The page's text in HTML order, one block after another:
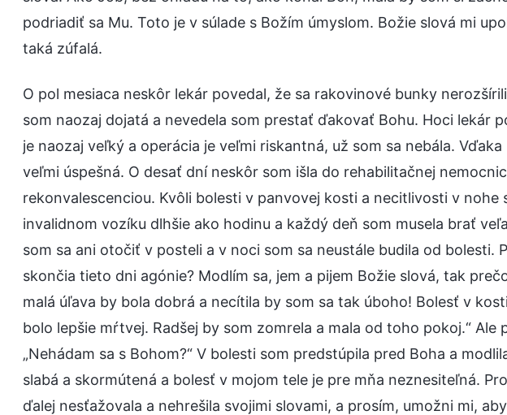
podriadiť sa Mu. Toto je v súlade s Božím úmyslom. Božie slová mi
taká zúfalá.
O pol mesiaca neskôr lekár povedal, že sa rakovinové bunky
som naozaj dojatá a nevedela som prestať ďakovať Bohu. Hoci lekár
je naozaj veľký a operácia je veľmi riskantná, už som sa nebála.
veľmi úspešná. O desať dní neskôr som išla do rehabilitačnej
rekonvalescenciou. Kvôli bolesti v panvovej kosti a necitlivosti v nohe
invalidnom vozíku dlhšie ako hodinu a každý deň som musela brať
som sa ani otočiť v posteli a v noci som sa neustále budila od bolesti.
skončia tieto dni agónie? Modlím sa, jem a pijem Božie slová, tak
malá úľava by bola dobrá a necítila by som sa tak úboho! Bolesť v
bolo lepšie mŕtvej. Radšej by som zomrela a mala od toho pokoj.“ Ale
„Nehádam sa s Bohom?“ V bolesti som predstúpila pred Boha a
slabá a skormútená a bolesť v mojom tele je pre mňa neznesiteľná.
ďalej nesťažovala a nehrešila svojimi slovami, a prosím, umožni mi,